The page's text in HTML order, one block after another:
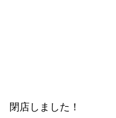
閉店しました！